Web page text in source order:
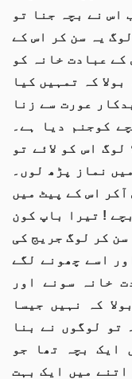
اس نے بچہ جنا تو
یہ سن کر اس کے
کے عبادت خانہ کو
کہ تمہیں کیا
عورت سے زنا
کوجنم دیا ہے۔
اس کو لائے تو
نماز پڑھ لوں۔
اس کے پیٹ میں
! تیرا باپ کون
سن کر لوگ جریج کی
اسے چھونے لگے
خانہ سونے اور
کہ نہیں جیسا
تو لوگوں نے بنا
ایک بچہ تھا جو
اتنے میں ایک بہت